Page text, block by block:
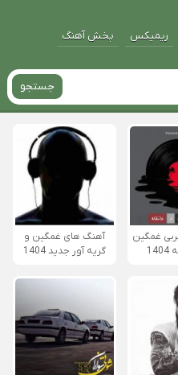
ریمیکس پخش آهنگ
جستجو
غمگین
آهنگ های غمگین و
گریه آور جدید 1404